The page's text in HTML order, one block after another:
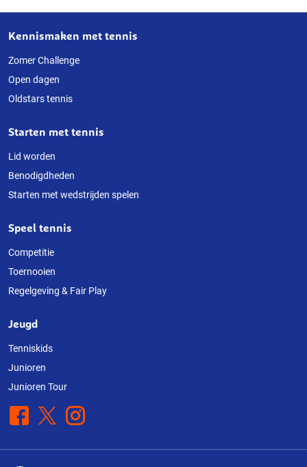
Over
deze
website
Kennismaken met tennis
Zomer Challenge
Open dagen
Oldstars tennis
Starten met tennis
Lid worden
Benodigdheden
Starten met wedstrijden spelen
Speel tennis
Competitie
Toernooien
Regelgeving & Fair Play
Jeugd
Tenniskids
Junioren
Junioren Tour
Facebook
X Instagram